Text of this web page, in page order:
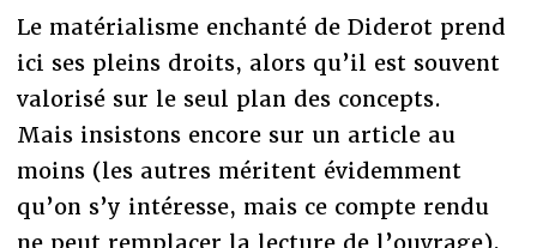
Le matérialisme enchanté de Diderot prend
ici ses pleins droits, alors qu’il est souvent
valorisé sur le seul plan des concepts.
Mais insistons encore sur un article au
moins (les autres méritent évidemment
qu’on s’y intéresse, mais ce compte rendu
ne peut remplacer la lecture de l’ouvrage),